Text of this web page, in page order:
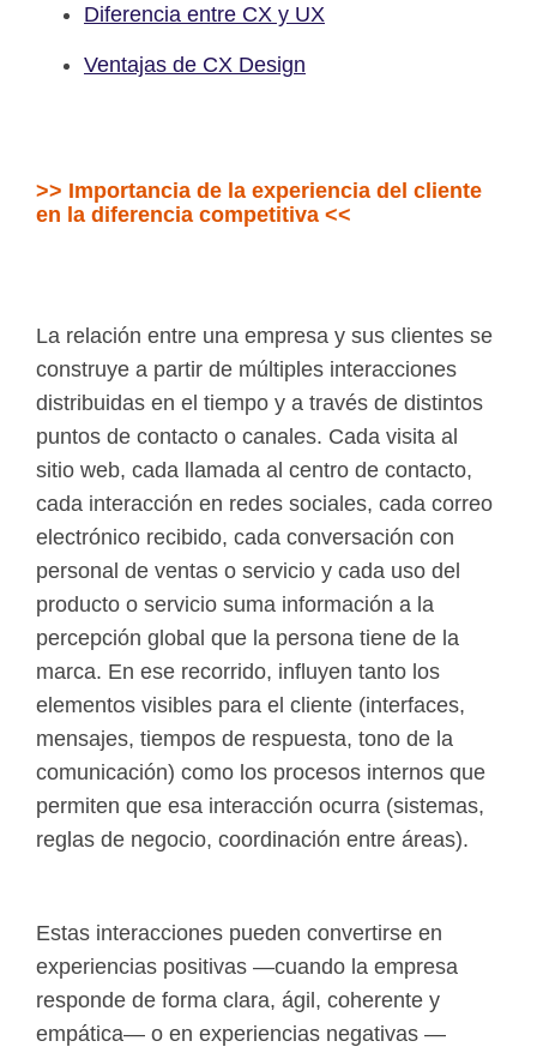
Diferencia entre CX y UX
Ventajas de CX Design
>> Importancia de la experiencia del cliente
en la diferencia competitiva <<
La relación entre una empresa y sus clientes se
construye a partir de múltiples interacciones
distribuidas en el tiempo y a través de distintos
puntos de contacto o canales. Cada visita al
sitio web, cada llamada al centro de contacto,
cada interacción en redes sociales, cada correo
electrónico recibido, cada conversación con
personal de ventas o servicio y cada uso del
producto o servicio suma información a la
percepción global que la persona tiene de la
marca. En ese recorrido, influyen tanto los
elementos visibles para el cliente (interfaces,
mensajes, tiempos de respuesta, tono de la
comunicación) como los procesos internos que
permiten que esa interacción ocurra (sistemas,
reglas de negocio, coordinación entre áreas).
Estas interacciones pueden convertirse en
experiencias positivas —cuando la empresa
responde de forma clara, ágil, coherente y
empática— o en experiencias negativas —